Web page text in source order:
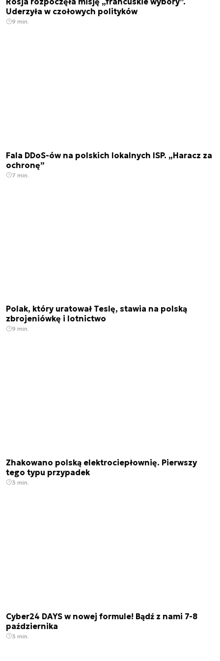
Uderzyła w czołowych polityków
9 min.
Fala DDoS-ów na polskich lokalnych ISP. „Haracz za
ochronę”
7 min.
Polak, który uratował Teslę, stawia na polską
zbrojeniówkę i lotnictwo
9 min.
Zhakowano polską elektrociepłownię. Pierwszy
tego typu przypadek
3 min.
Cyber24 DAYS w nowej formule! Bądź z nami 7-8
października
3 min.